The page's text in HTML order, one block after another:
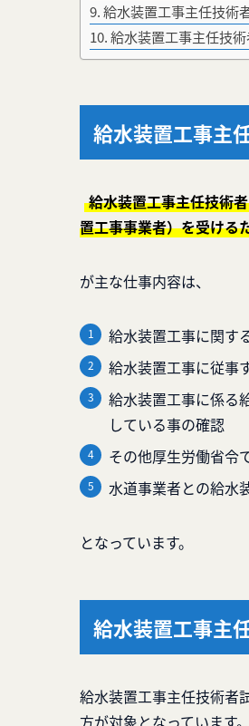
給水装置工事主任技術
給水装置工事主任技
給水装置工事主
給水装置工事主任技術
置工事事業者）を受ける
が主な仕事内容は、
給水装置工事に関す
給水装置工事に従事
給水装置工事に係る
している事の確認
その他厚生労働省令
水道事業者との給水
となっています。
給水装置工事主
給水装置工事主任技術者
方が対象となっています。